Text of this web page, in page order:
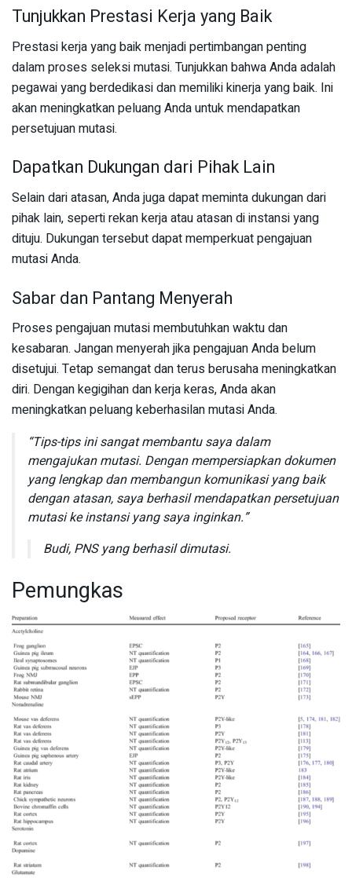
Tunjukkan Prestasi Kerja yang Baik
Prestasi kerja yang baik menjadi pertimbangan penting
dalam proses seleksi mutasi. Tunjukkan bahwa Anda adalah
pegawai yang berdedikasi dan memiliki kinerja yang baik. Ini
akan meningkatkan peluang Anda untuk mendapatkan
persetujuan mutasi.
Dapatkan Dukungan dari Pihak Lain
Selain dari atasan, Anda juga dapat meminta dukungan dari
pihak lain, seperti rekan kerja atau atasan di instansi yang
dituju. Dukungan tersebut dapat memperkuat pengajuan
mutasi Anda.
Sabar dan Pantang Menyerah
Proses pengajuan mutasi membutuhkan waktu dan
kesabaran. Jangan menyerah jika pengajuan Anda belum
disetujui. Tetap semangat dan terus berusaha meningkatkan
diri. Dengan kegigihan dan kerja keras, Anda akan
meningkatkan peluang keberhasilan mutasi Anda.
“Tips-tips ini sangat membantu saya dalam
mengajukan mutasi. Dengan mempersiapkan dokumen
yang lengkap dan membangun komunikasi yang baik
dengan atasan, saya berhasil mendapatkan persetujuan
mutasi ke instansi yang saya inginkan.”
Budi, PNS yang berhasil dimutasi.
Pemungkas